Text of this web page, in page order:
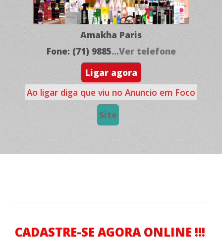
Amakha Paris
Fone: (71) 9885...Ver telefone
Ligar agora
Ao ligar diga que viu no Anuncio em Foco
Site
CADASTRE-SE AGORA ONLINE !!!